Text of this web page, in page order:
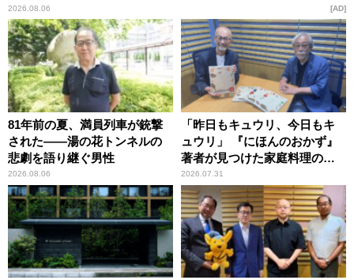
2026.08.06 AD
81年前の夏、満員列車が銃撃
された――湯の花トンネルの
悲劇を語り継ぐ男性
2026.08.06
「昨日もキュウリ、今日もキ
ュウリ」 『にほんのおかず』
著者が見つけた家庭料理の知
恵
2026.07.31